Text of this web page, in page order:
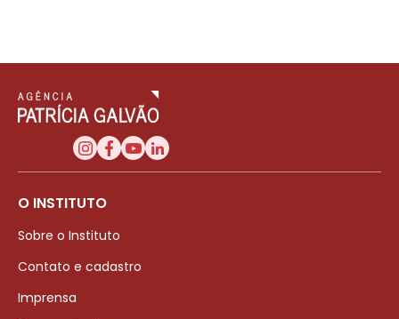
O INSTITUTO
Sobre o Instituto
Contato e cadastro
Imprensa